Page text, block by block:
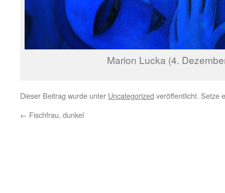
Marion Lucka (4.
Dieser Beitrag wurde unter Uncategorized veröffentlicht. Setze
← Fischfrau, dunkel